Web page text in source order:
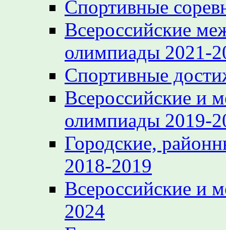
Спортивные
Всероссийские
олимпиады 2021-
Спортивные
Всероссийские и
олимпиады 2019-
Городские,
2018-2019
Всероссийские и
2024